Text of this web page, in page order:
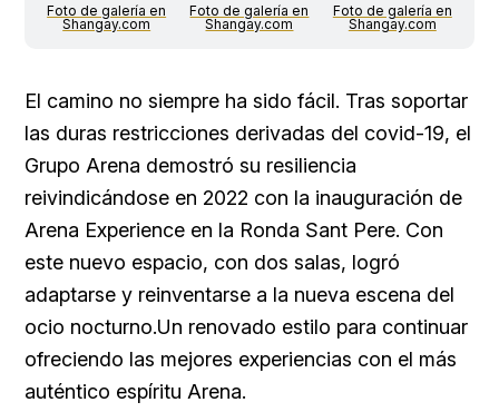
Foto de galería en
Shangay.com
Foto de galería en
Shangay.com
Foto de galería en
Shangay.com
El camino no siempre ha sido fácil. Tras soportar
las duras restricciones derivadas del covid-19, el
Grupo Arena demostró su resiliencia
reivindicándose en 2022 con la inauguración de
Arena Experience en la Ronda Sant Pere. Con
este nuevo espacio, con dos salas, logró
adaptarse y reinventarse a la nueva escena del
ocio nocturno.Un renovado estilo para continuar
ofreciendo las mejores experiencias con el más
auténtico espíritu Arena.